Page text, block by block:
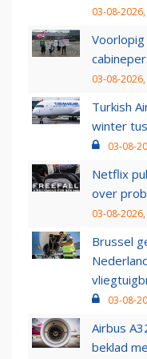
03-08-
03-08-
Turkish
winter
03-08-
Netflix
over
03-08-
Brussel
03-08-
Airbus
beklad